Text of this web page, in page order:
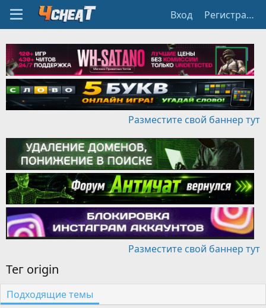
Вход Регистрация
Разместите свой баннер тут
Разместите свой баннер тут
Тег origin
Подходящие темы